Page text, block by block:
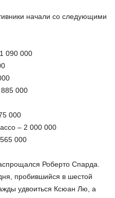
начали со следующими
090 000
000
000
– 2 000 000
000
Роберто Спарда.
пробившийся в шестой
удвоиться Ксюан Лю, а